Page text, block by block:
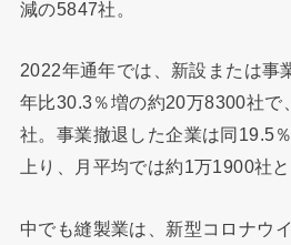
減の5847社。
2022年通年では、新設または事
年比30.3％増の約20万8300社で
社。事業撤退した企業は同19.5
上り、月平均では約1万1900社と
中でも縫製業は、新型コロナウ